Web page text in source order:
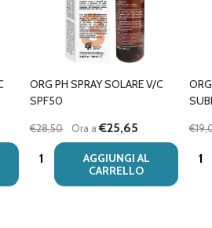
ORG PH SPRAY SOLARE V/C
SPF50
€28,50 Ora a€25,65
Quantità:
AGGIUNGI AL
CARRELLO